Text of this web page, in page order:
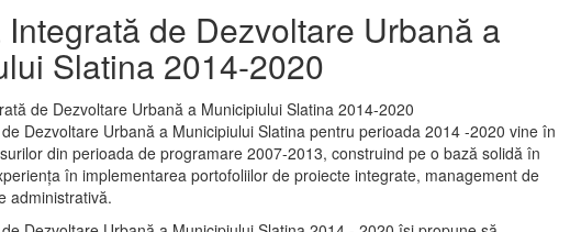
de Dezvoltare Urbană a
Slatina 2014-2020
Dezvoltare Urbană a Municipiului Slatina pentru perioada 2014 -2020 vine în
din perioada de programare 2007-2013, construind pe o bază solidă în
în implementarea portofoliilor de proiecte integrate, management de
administrativă.